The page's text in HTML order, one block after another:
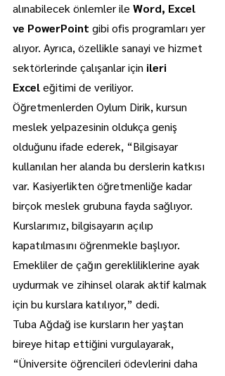
alınabilecek önlemler ile Word, Excel
ve PowerPoint gibi ofis programları yer
alıyor. Ayrıca, özellikle sanayi ve hizmet
sektörlerinde çalışanlar için ileri
Excel eğitimi de veriliyor.
Öğretmenlerden Oylum Dirik, kursun
meslek yelpazesinin oldukça geniş
olduğunu ifade ederek, “Bilgisayar
kullanılan her alanda bu derslerin katkısı
var. Kasiyerlikten öğretmenliğe kadar
birçok meslek grubuna fayda sağlıyor.
Kurslarımız, bilgisayarın açılıp
kapatılmasını öğrenmekle başlıyor.
Emekliler de çağın gerekliliklerine ayak
uydurmak ve zihinsel olarak aktif kalmak
için bu kurslara katılıyor,” dedi.
Tuba Ağdağ ise kursların her yaştan
bireye hitap ettiğini vurgulayarak,
“Üniversite öğrencileri ödevlerini daha